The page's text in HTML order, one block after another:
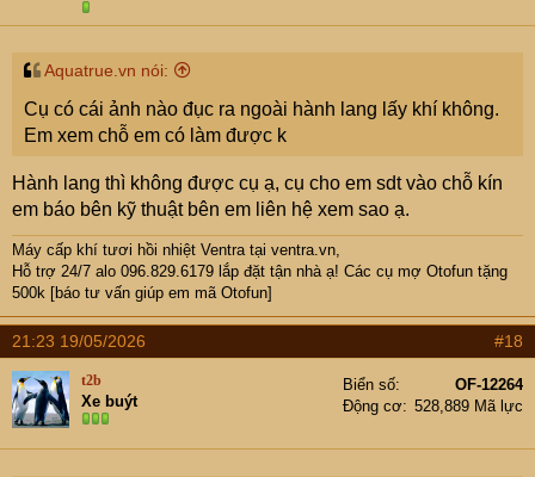
Aquatrue.vn nói:
Cụ có cái ảnh nào đục ra ngoài hành lang lấy khí không.
Em xem chỗ em có làm được k
Hành lang thì không được cụ ạ, cụ cho em sdt vào chỗ kín
em báo bên kỹ thuật bên em liên hệ xem sao ạ.
Máy cấp khí tươi hồi nhiệt Ventra tại ventra.vn,
Hỗ trợ 24/7 alo 096.829.6179 lắp đặt tận nhà ạ! Các cụ mợ Otofun tặng
500k [báo tư vấn giúp em mã Otofun]
21:23 19/05/2026 #18
t2b
Xe buýt
Biển số
OF-12264
Động cơ
528,889 Mã lực